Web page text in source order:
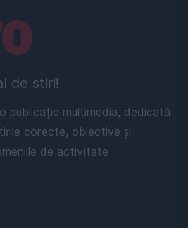
de stiri!
publicație multimedia, dedicată
corecte, obiective și
de activitate